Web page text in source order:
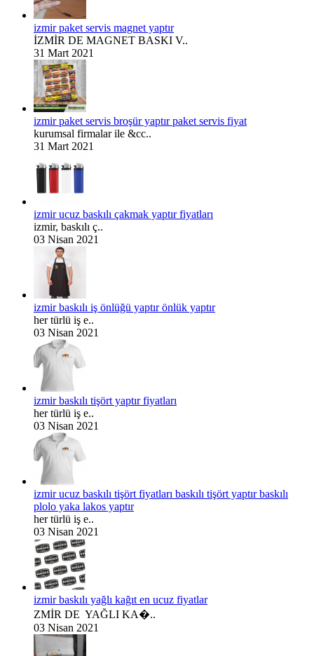
izmir paket servis magnet yaptır
İZMİR DE MAGNET BASKI V..
31 Mart 2021
izmir paket servis broşür yaptır paket servis fiyat
kurumsal firmalar ile &cc..
31 Mart 2021
izmir ucuz baskılı çakmak yaptır fiyatları
izmir, baskılı ç..
03 Nisan 2021
izmir baskılı iş önlüğü yaptır önlük yaptır
her türlü iş e..
03 Nisan 2021
izmir baskılı tişört yaptır fiyatları
her türlü iş e..
03 Nisan 2021
izmir ucuz baskılı tişört fiyatları baskılı tişört yaptır baskılı
plolo yaka lakos yaptır
her türlü iş e..
03 Nisan 2021
izmir baskılı yağlı kağıt en ucuz fiyatlar
ZMİR DE YAĞLI KA�..
03 Nisan 2021